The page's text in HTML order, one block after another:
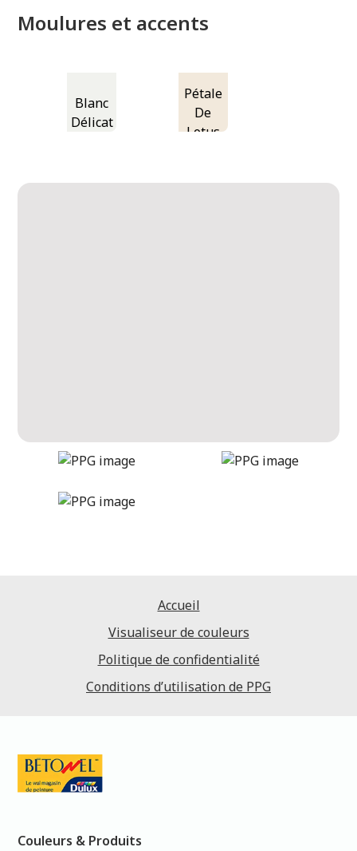
Moulures et accents
Blanc
Délicat
Pétale
De
Lotus
gray-whisper
DLX1014-2
Accueil
Visualiseur de couleurs
Politique de confidentialité
Conditions d’utilisation de PPG
Couleurs & Produits